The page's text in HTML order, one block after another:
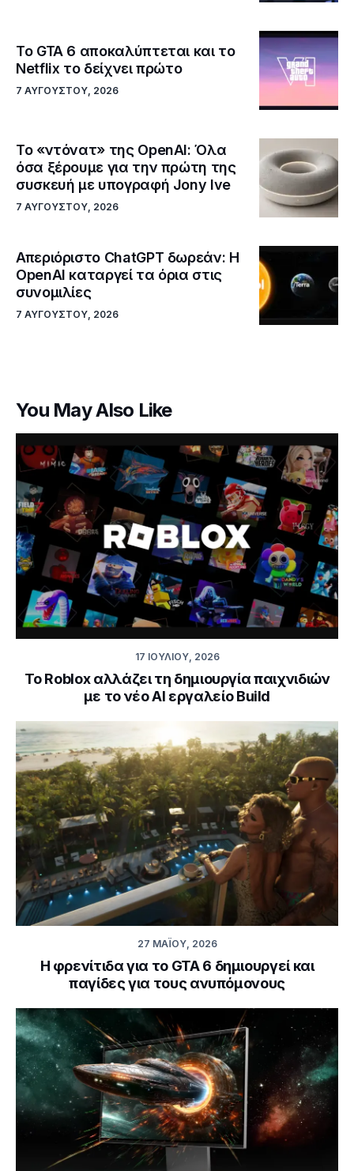
Το GTA 6 αποκαλύπτεται και το
Netflix το δείχνει πρώτο
7 ΑΥΓΟΎΣΤΟΥ, 2026
Το «ντόνατ» της OpenAI: Όλα
όσα ξέρουμε για την πρώτη της
συσκευή με υπογραφή Jony Ive
7 ΑΥΓΟΎΣΤΟΥ, 2026
Απεριόριστο ChatGPT δωρεάν: Η
OpenAI καταργεί τα όρια στις
συνομιλίες
7 ΑΥΓΟΎΣΤΟΥ, 2026
You May Also Like
17 ΙΟΥΛΊΟΥ, 2026
Το Roblox αλλάζει τη δημιουργία παιχνιδιών
με το νέο AI εργαλείο Build
27 ΜΑΪ́ΟΥ, 2026
Η φρενίτιδα για το GTA 6 δημιουργεί και
παγίδες για τους ανυπόμονους